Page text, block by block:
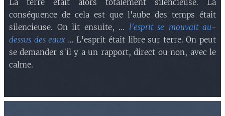
La terre était alors totalement silencieuse. La
conséquence de cela est que l'aube des temps était
silencieuse. On lit ensuite, ... l'esprit se mouvait au-
dessus des eaux ... L'esprit était libre sur terre. On peut
se demander s'il y a un rapport, direct ou non, avec le
calme.